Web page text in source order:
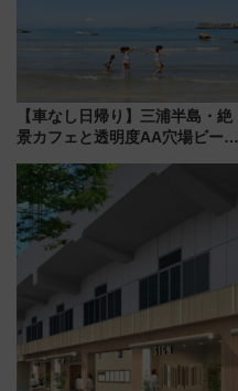
【車なし日帰り】三浦半島・絶
景カフェと透明度AA穴場ビーチ
用してストレスフリー旅へ行こ
う！